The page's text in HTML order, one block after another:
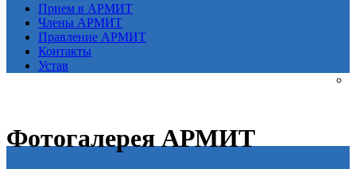
Прием в АРМИТ
Члены АРМИТ
Правление АРМИТ
Контакты
Устав
Фотогалерея АРМИТ